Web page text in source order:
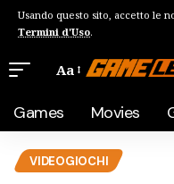
Usando questo sito, accetto le
Termini d'Uso.
Aa
Games Movies
VIDEOGIOCHI